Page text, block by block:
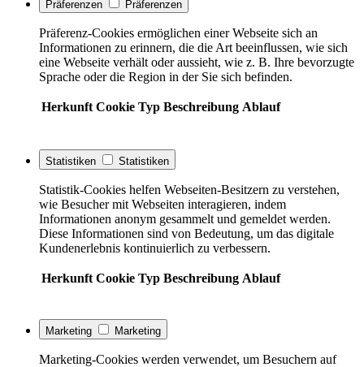
Präferenzen Präferenzen
Präferenz-Cookies ermöglichen einer Webseite sich an
Informationen zu erinnern, die die Art beeinflussen, wie sich
eine Webseite verhält oder aussieht, wie z. B. Ihre bevorzugte
Sprache oder die Region in der Sie sich befinden.
Herkunft Cookie Typ Beschreibung Ablauf
Statistiken Statistiken
Statistik-Cookies helfen Webseiten-Besitzern zu verstehen,
wie Besucher mit Webseiten interagieren, indem
Informationen anonym gesammelt und gemeldet werden.
Diese Informationen sind von Bedeutung, um das digitale
Kundenerlebnis kontinuierlich zu verbessern.
Herkunft Cookie Typ Beschreibung Ablauf
Marketing Marketing
Marketing-Cookies werden verwendet, um Besuchern auf